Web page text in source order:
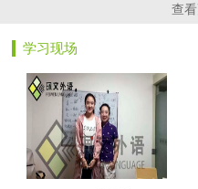
查
学习现场